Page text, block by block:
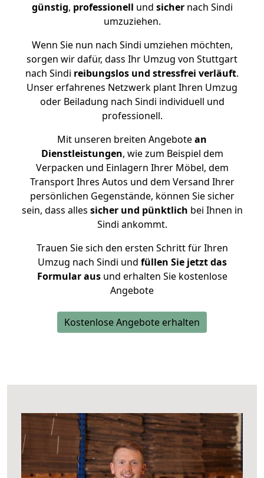
günstig, professionell und sichernach Sindi
umzuziehen.
Wenn Sie nun nach Sindi umziehen möchten,
sorgen wir dafür, dass Ihr Umzug von Stuttgart
nach Sindi reibungslos und stressfrei verläuft.
Unser erfahrenes Netzwerk plant Ihren Umzug
oder Beiladung nach Sindi individuell und
professionell.
Mit unseren breiten Angebotean
Dienstleistungen, wie zum Beispiel dem
Verpacken und Einlagern Ihrer Möbel, dem
Transport Ihres Autos und dem Versand Ihrer
persönlichen Gegenstände, können Sie sicher
sein, dass alles sicher und pünktlich bei Ihnen in
Sindi ankommt.
Trauen Sie sich den ersten Schritt für Ihren
Umzug nach Sindi und füllen Sie jetzt das
Formular ausund erhalten Sie kostenlose
Angebote
Kostenlose Angebote erhalten